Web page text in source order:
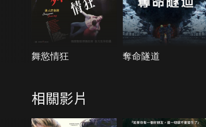
舞慾情狂 奪命隧道
相關影片